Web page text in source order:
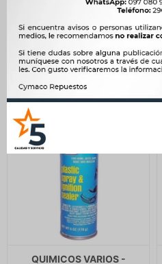
GUNK
$524 $ 536
$445
QUIMICOS VARIOS -